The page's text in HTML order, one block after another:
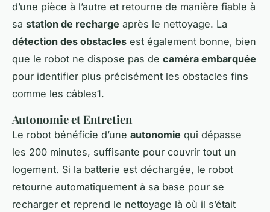
d’une pièce à l’autre et retourne de manière fiable à
sa station de recharge après le nettoyage. La
détection des obstacles est également bonne, bien
que le robot ne dispose pas de caméra embarquée
pour identifier plus précisément les obstacles fins
comme les câbles1.
Autonomie et Entretien
Le robot bénéficie d’une autonomie qui dépasse
les 200 minutes, suffisante pour couvrir tout un
logement. Si la batterie est déchargée, le robot
retourne automatiquement à sa base pour se
recharger et reprend le nettoyage là où il s’était